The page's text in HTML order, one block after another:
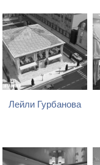
Лейли Гурбанова